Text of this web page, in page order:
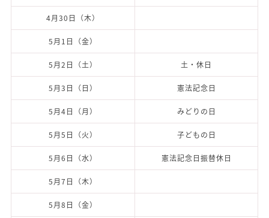
4月30日（木）
5月1日（金）
5月2日（土） 土・休日
5月3日（日） 憲法記念日
5月4日（月） みどりの日
5月5日（火） 子どもの日
5月6日（水） 憲法記念日振替休日
5月7日（木）
5月8日（金）